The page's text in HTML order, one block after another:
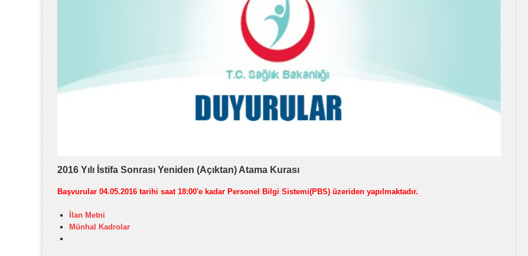
2016 Yılı İstifa Sonrası Yeniden (Açıktan) Atama Kurası
Başvurular 04.05.2016 tarihi saat 18:00'e kadar Personel Bilgi Sistemi(PBS) üzeriden yapılmaktadır.
İlan Metni
Münhal Kadrolar